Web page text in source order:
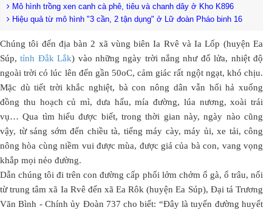
Mô hình trồng xen canh cà phê, tiêu và chanh dây ở Kho K896
Hiệu quả từ mô hình "3 cần, 2 tận dụng" ở Lữ đoàn Pháo binh 16
Chúng tôi đến địa bàn 2 xã vùng biên Ia Rvê và Ia Lốp (huyện Ea
Súp,tỉnh Đắk Lắk) vào những ngày trời nắng như đổ lửa, nhiệt độ
ngoài trời có lúc lên đến gần 50oC, cảm giác rất ngột ngạt, khó chịu.
Mặc dù tiết trời khắc nghiệt, bà con nông dân vẫn hối hả xuống
đồng thu hoạch củ mì, dưa hấu, mía đường, lúa nương, xoài trái
vụ… Qua tìm hiểu được biết, trong thời gian này, ngày nào cũng
vậy, từ sáng sớm đến chiều tà, tiếng máy cày, máy ủi, xe tải, công
nông hòa cùng niềm vui được mùa, được giá của bà con, vang vọng
khắp mọi nẻo đường.
Dẫn chúng tôi đi trên con đường cấp phối lởm chởm ổ gà, ổ trâu, nối
từ trung tâm xã Ia Rvê đến xã Ea Rôk (huyện Ea Súp), Đại tá Trương
Văn Bình - Chính ủy Đoàn 737 cho biết: “Đây là tuyến đường huyết